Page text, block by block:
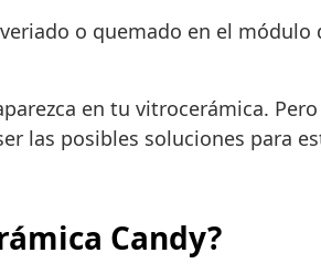
o quemado en el
en tu vitrocerámica.
las posibles soluciones para
Candy?